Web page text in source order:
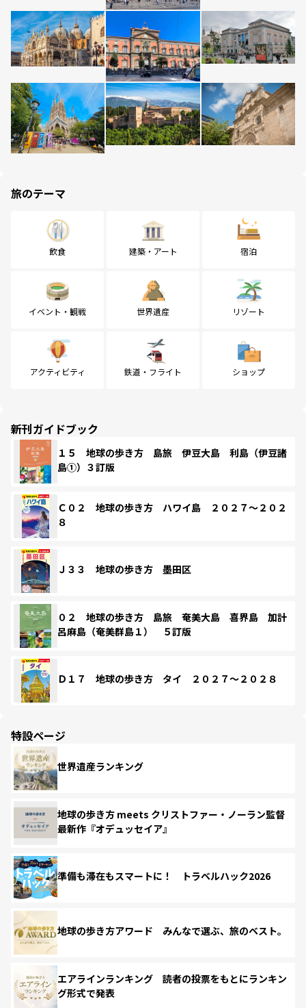
旅のテーマ
飲食 建築・アート 宿泊
イベント・観戦 世界遺産 リゾート
アクティビティ 鉄道・フライト ショップ
新刊ガイドブック
１５ 地球の歩き方 島旅 伊豆大島 利島（伊豆諸
島①）３訂版
Ｃ０２ 地球の歩き方 ハワイ島 ２０２７～２０２
８
Ｊ３３ 地球の歩き方 墨田区
０２ 地球の歩き方 島旅 奄美大島 喜界島 加計
呂麻島（奄美群島１） ５訂版
Ｄ１７ 地球の歩き方 タイ ２０２７～２０２８
特設ページ
世界遺産ランキング
地球の歩き方 meets クリストファー・ノーラン監督
最新作『オデュッセイア』
準備も滞在もスマートに！ トラベルハック2026
地球の歩き方アワード みんなで選ぶ、旅のベスト。
エアラインランキング 読者の投票をもとにランキン
グ形式で発表